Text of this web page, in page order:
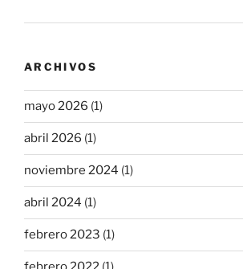
ARCHIVOS
mayo 2026 (1)
abril 2026 (1)
noviembre 2024 (1)
abril 2024 (1)
febrero 2023 (1)